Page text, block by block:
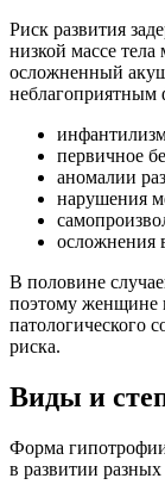
Риск развития
низкой массе
осложненный
неблагоприятным
первичное
аномалии
нарушения
осложнения
В половине
поэтому женщине
патологического
риска.
Виды и
Форма
в развитии разных